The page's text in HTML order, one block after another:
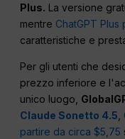
Plus. La versione
mentre ChatGPT
caratteristiche e
Per gli utenti che
prezzo inferiore e
unico luogo,
Claude Sonetto 4.5
partire da circa $5,75